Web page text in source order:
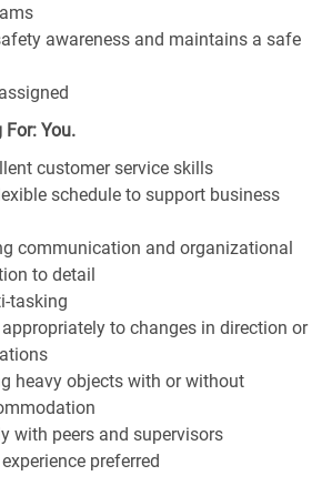
awareness and maintains a safe
For: You.
customer service skills
schedule to support business
communication and organizational
to detail
tasking
to changes in direction or
heavy objects with or without
with peers and supervisors
preferred